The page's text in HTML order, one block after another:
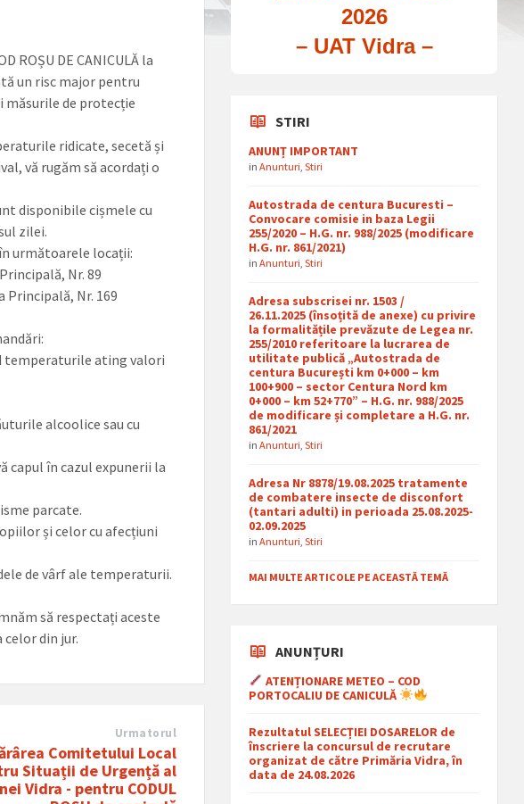
ROȘU DE CANICULĂ la
un risc major pentru
măsurile de protecție
ridicate, secetă și
vă rugăm să acordați o
disponibile cișmele cu
zilei.
următoarele locații:
Nr. 89
Principală, Nr. 169
temperaturile ating valori
alcoolice sau cu
capul în cazul expunerii la
parcate.
și celor cu afecțiuni
de vârf ale temperaturii.
să respectați aceste
din jur.
Urmatorul
Comitetului Local
Situații de Urgențǎ al
Vidra - pentru CODUL
2026
– UAT Vidra –
STIRI
ANUNȚ IMPORTANT
inAnunturi ,Stiri
Autostrada de centura Bucuresti –
Convocare comisie in baza Legii
255/2020 – H.G. nr. 988/2025 (modificare
H.G. nr. 861/2021)
inAnunturi ,Stiri
Adresa subscrisei nr. 1503 /
26.11.2025 (însoțită de anexe) cu privire
la formalitățile prevăzute de Legea nr.
255/2010 referitoare la lucrarea de
utilitate publică „Autostrada de
centura București km 0+000 – km
100+900 – sector Centura Nord km
0+000 – km 52+770” – H.G. nr. 988/2025
de modificare și completare a H.G. nr.
861/2021
inAnunturi ,Stiri
Adresa Nr 8878/19.08.2025 tratamente
de combatere insecte de disconfort
(tantari adulti) in perioada 25.08.2025-
02.09.2025
inAnunturi ,Stiri
MAI MULTE ARTICOLE PE ACEASTĂ TEMĂ
ANUNȚURI
ATENȚIONARE METEO – COD
PORTOCALIU DE CANICULĂ
Rezultatul SELECȚIEI DOSARELOR de
înscriere la concursul de recrutare
organizat de către Primăria Vidra, în
data de 24.08.2026